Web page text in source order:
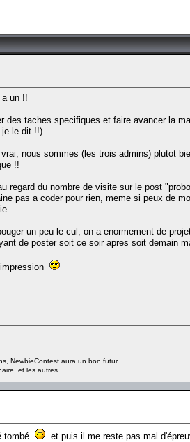
un !!
des taches specifiques et faire avancer la
le dit !!).
nous sommes (les trois admins) plutot
!!
du nombre de visite sur le post
pas a coder pour rien, meme si peux de
un peu le cul, on a enormement de
de poster soit ce soir apres soit demain
NewbieContest aura un bon futur.
et les autres.
tombé et puis il me reste pas mal